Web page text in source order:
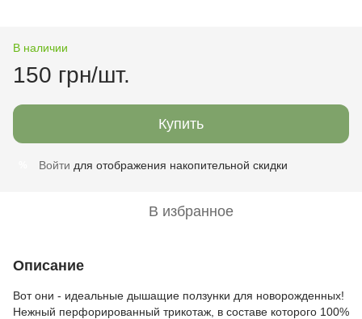
В наличии
150 грн/шт.
Купить
Войти для отображения накопительной скидки
В избранное
Описание
Вот они - идеальные дышащие ползунки для новорожденных!
Нежный перфорированный трикотаж, в составе которого 100%